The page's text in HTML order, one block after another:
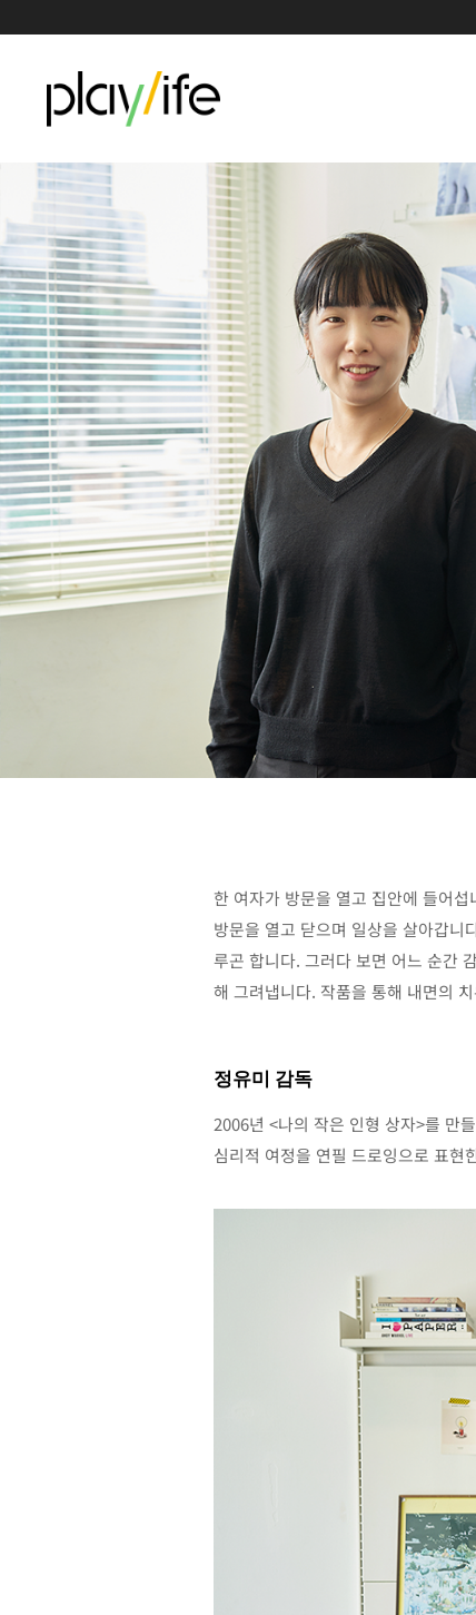
한 여자가 방문을 열고 집안에 들어
방문을 열고 닫으며 일상을 살아갑니
루곤 합니다. 그러다 보면 어느 순간
해 그려냅니다. 작품을 통해 내면의
정유미 감독
2006년 <나의 작은 인형 상자>를 만
심리적 여정을 연필 드로잉으로 표현